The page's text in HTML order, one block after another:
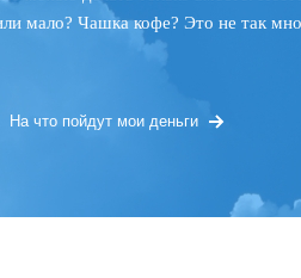
мало? Чашка кофе? Это не так
На что пойдут мои деньги